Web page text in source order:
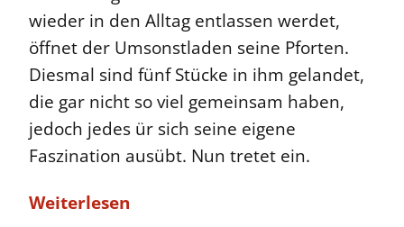
wieder in den Alltag entlassen werdet,
öffnet der Umsonstladen seine Pforten.
Diesmal sind fünf Stücke in ihm gelandet,
die gar nicht so viel gemeinsam haben,
jedoch jedes ür sich seine eigene
Faszination ausübt. Nun tretet ein.
Weiterlesen